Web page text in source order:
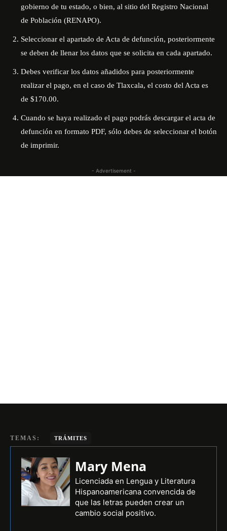
gobierno de tu estado, o bien, al sitio del Registro Nacional
de Población (RENAPO).
Seleccionar el apartado de Acta de defunción, posteriormente
se deben de llenar los datos que se solicita en cada apartado.
Debes verificar los datos añadidos para posteriormente
realizar el pago, en el caso de Tlaxcala, el costo del Acta es
de $170.00.
Cuando se haya realizado el pago podrás descargar el acta de
defunción en formato PDF, sólo debes de seleccionar el botón
de imprimir.
- Advertisement -
TEMAS: TRÁMITES
Mary Mena
Licenciada en Lengua y Literatura
Hispanoamericana convencida de
que las letras pueden crear un
cambio social positivo.